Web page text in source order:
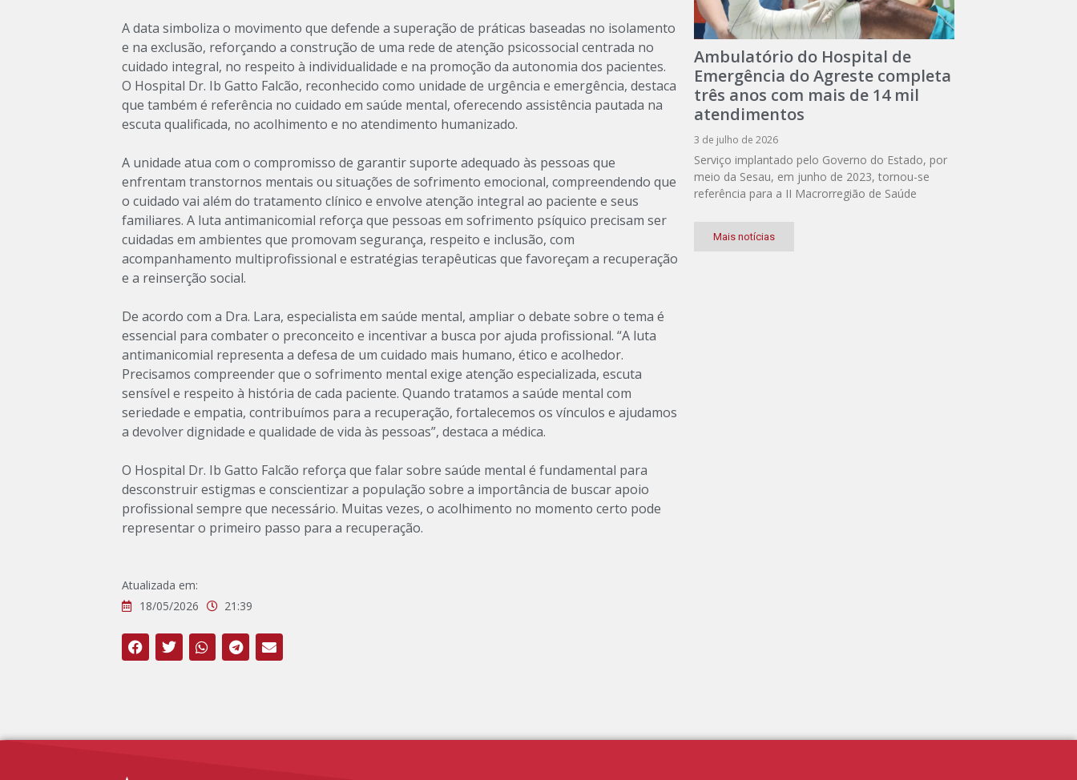
A data simboliza o movimento que defende a superação de práticas baseadas no isolamento
e na exclusão, reforçando a construção de uma rede de atenção psicossocial centrada no
cuidado integral, no respeito à individualidade e na promoção da autonomia dos pacientes.
O Hospital Dr. Ib Gatto Falcão, reconhecido como unidade de urgência e emergência, destaca
que também é referência no cuidado em saúde mental, oferecendo assistência pautada na
escuta qualificada, no acolhimento e no atendimento humanizado.
A unidade atua com o compromisso de garantir suporte adequado às pessoas que
enfrentam transtornos mentais ou situações de sofrimento emocional, compreendendo que
o cuidado vai além do tratamento clínico e envolve atenção integral ao paciente e seus
familiares. A luta antimanicomial reforça que pessoas em sofrimento psíquico precisam ser
cuidadas em ambientes que promovam segurança, respeito e inclusão, com
acompanhamento multiprofissional e estratégias terapêuticas que favoreçam a recuperação
e a reinserção social.
De acordo com a Dra. Lara, especialista em saúde mental, ampliar o debate sobre o tema é
essencial para combater o preconceito e incentivar a busca por ajuda profissional. “A luta
antimanicomial representa a defesa de um cuidado mais humano, ético e acolhedor.
Precisamos compreender que o sofrimento mental exige atenção especializada, escuta
sensível e respeito à história de cada paciente. Quando tratamos a saúde mental com
seriedade e empatia, contribuímos para a recuperação, fortalecemos os vínculos e ajudamos
a devolver dignidade e qualidade de vida às pessoas”, destaca a médica.
O Hospital Dr. Ib Gatto Falcão reforça que falar sobre saúde mental é fundamental para
desconstruir estigmas e conscientizar a população sobre a importância de buscar apoio
profissional sempre que necessário. Muitas vezes, o acolhimento no momento certo pode
representar o primeiro passo para a recuperação.
Atualizada em:
18/05/2026
21:39
Ambulatório do Hospital de
Emergência do Agreste completa
três anos com mais de 14 mil
atendimentos
3 de julho de 2026
Serviço implantado pelo Governo do Estado, por
meio da Sesau, em junho de 2023, tornou-se
referência para a II Macrorregião de Saúde
Mais notícias